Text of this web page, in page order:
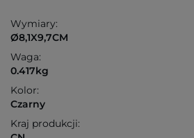
Wymiary:
Ø8,1X9,7CM
Waga:
0.417kg
Kolor:
Czarny
Kraj produkcji: